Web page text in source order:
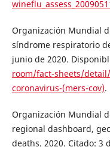
Organización Mundial
síndrome respiratorio
junio de 2020.
room/fact-sheets/
coronavirus-(mers-cov).
Organización Mundial
regional dashboard,
deaths. 2020. Citado: 3